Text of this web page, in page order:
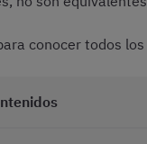
conocer todos